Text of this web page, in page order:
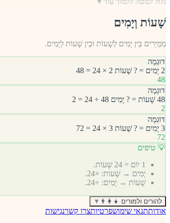
שָׁעוֹת וְיָמִים
מְמַיְּרִים בֵּין יָמִים לְשָׁעוֹת וּבֵין שָׁעוֹת לְיָמִים.
דּוּגְמָה
2 יָמִים = ? שָׁעוֹת 2 × 24 = 48
48
דּוּגְמָה
48 שָׁעוֹת = ? יָמִים 48 ÷ 24 = 2
2
דּוּגְמָה
3 יָמִים = ? שָׁעוֹת 3 × 24 = 72
72
💡 טיפים
1 יוֹם = 24 שָׁעוֹת.
יָמִים → שָׁעוֹת: ×24.
שָׁעוֹת → יָמִים: ÷24.
להורים ולמורים 👨‍👩‍👧 ▼
אודותתנאי שימושפרטיותצרו קשרנגישות